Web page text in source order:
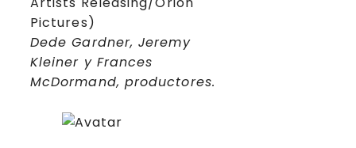
Pictures)
Dede Gardner, Jeremy
Kleiner y Frances
McDormand, productores.